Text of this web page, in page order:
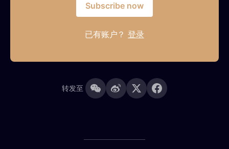
Subscribe now
已有账户？登录
转发至